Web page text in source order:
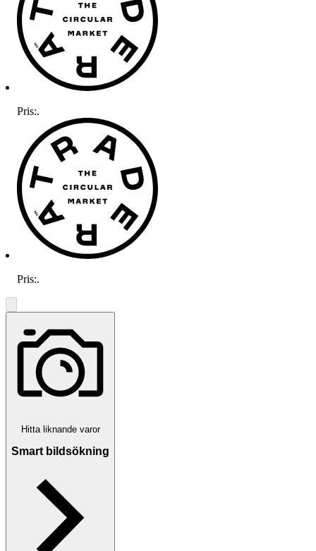
Pris:.
Pris:.
Hitta liknande varor
Smart bildsökning